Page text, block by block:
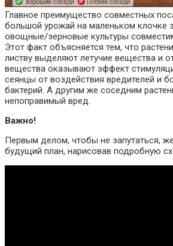
Главное преимущество совместных
большой урожай на маленьком клочке
овощные/зерновые культуры
Этот факт объясняется тем, что
листву выделяют летучие вещества и
вещества оказывают эффект
сеянцы от воздействия вредителей и
бактерий. А другим же соседним
непоправимый вред.
Важно!
Первым делом, чтобы не запутаться,
будущий план, нарисовав подробную